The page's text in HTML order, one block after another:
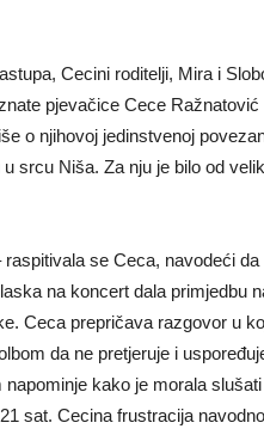
Cecini roditelji, Mira i
pjevačice Cece Ražnatović
o njihovoj jedinstvenoj
srcu Niša. Za nju je bilo od
se Ceca, navodeći da
na koncert dala primjedbu
Ceca prepričava razgovor u
da ne pretjeruje i
kako je morala
sat. Cecina frustracija